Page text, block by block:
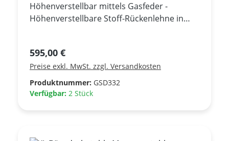
Höhenverstellbar mittels Gasfeder -
Höhenverstellbare Stoff-Rückenlehne in
Armlehnen - Arretierbare 4D Auflagen -
Synchronmechanik mit automatischer
Federkrafteinstellung und
Sitztiefenverstellung - Schwarzes Kunststoff
Regulärer Preis:
595,00 €
Preise exkl. MwSt. zzgl. Versandkosten
Produktnummer: GSD332
Verfügbar: 2 Stück